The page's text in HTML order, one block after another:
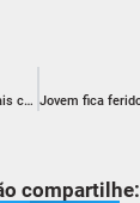
Pitaya e amora: sabores tropicais cultivados em Içara
compartilhe: